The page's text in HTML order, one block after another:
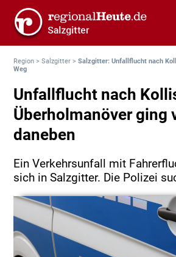
Region >Salzgitter >Salzgitter: Unfallflucht nach
Weg
Unfallflucht nach
Überholmanöver ging
daneben
Ein Verkehrsunfall mit
sich in Salzgitter. Die Polizei